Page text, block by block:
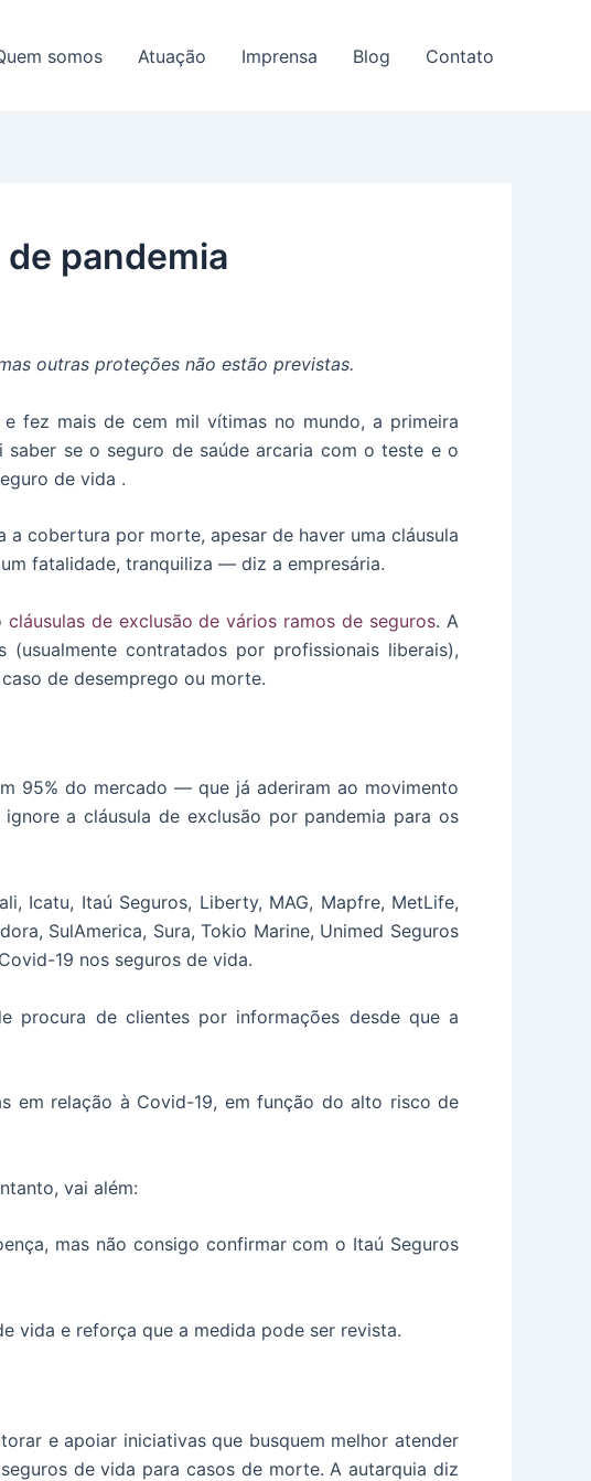
somos Atuação Imprensa Blog Contato
pandemia
outras proteções não estão previstas.
fez mais de cem mil vítimas no mundo, a primeira
saber se o seguro de saúde arcaria com o teste e o
de vida .
cobertura por morte, apesar de haver uma cláusula
fatalidade, tranquiliza — diz a empresária.
cláusulas de exclusão de vários ramos de seguros. A
contratados por profissionais liberais),
de desemprego ou morte.
95% do mercado — que já aderiram ao movimento
a cláusula de exclusão por pandemia para os
Icatu, Itaú Seguros, Liberty, MAG, Mapfre, MetLife,
SulAmerica, Sura, Tokio Marine, Unimed Seguros
19 nos seguros de vida.
procura de clientes por informações desde que a
em relação à Covid-19, em função do alto risco de
vai além:
mas não consigo confirmar com o Itaú Seguros
vida e reforça que a medida pode ser revista.
e apoiar iniciativas que busquem melhor atender
de vida para casos de morte. A autarquia diz